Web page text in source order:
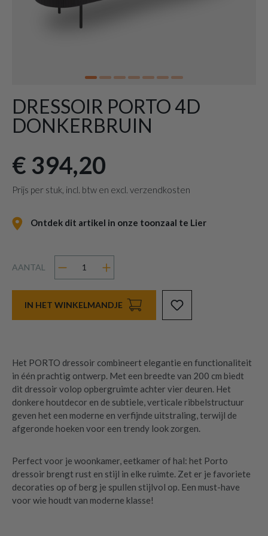
DRESSOIR PORTO 4D
DONKERBRUIN
€ 394,20
Prijs per stuk, incl. btw en excl. verzendkosten
Ontdek dit artikel in onze toonzaal te Lier
AANTAL
IN HET WINKELMANDJE
Het PORTO dressoir combineert elegantie en functionaliteit
in één prachtig ontwerp. Met een breedte van 200 cm biedt
dit dressoir volop opbergruimte achter vier deuren. Het
donkere houtdecor en de subtiele, verticale ribbelstructuur
geven het een moderne en verfijnde uitstraling, terwijl de
afgeronde hoeken voor een trendy look zorgen.
Perfect voor je woonkamer, eetkamer of hal: het Porto
dressoir brengt rust en stijl in elke ruimte. Zet er je favoriete
decoraties op of berg je spullen stijlvol op. Een must-have
voor wie houdt van moderne klasse!